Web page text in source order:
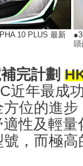
10 PLUS 最新
頭
完計劃
近年最成
位的進
性及輕量
，而極